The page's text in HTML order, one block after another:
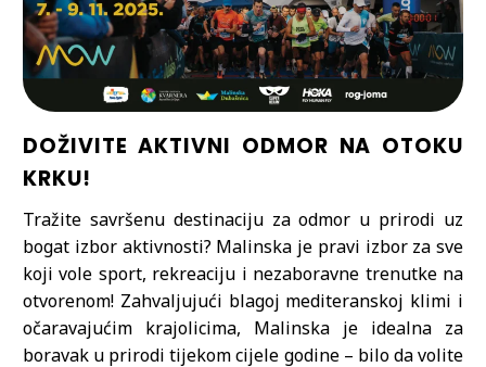
DOŽIVITE AKTIVNI ODMOR NA OTOKU
KRKU!
Tražite savršenu destinaciju za odmor u prirodi uz
bogat izbor aktivnosti? Malinska je pravi izbor za sve
koji vole sport, rekreaciju i nezaboravne trenutke na
otvorenom! Zahvaljujući blagoj mediteranskoj klimi i
očaravajućim krajolicima, Malinska je idealna za
boravak u prirodi tijekom cijele godine – bilo da volite